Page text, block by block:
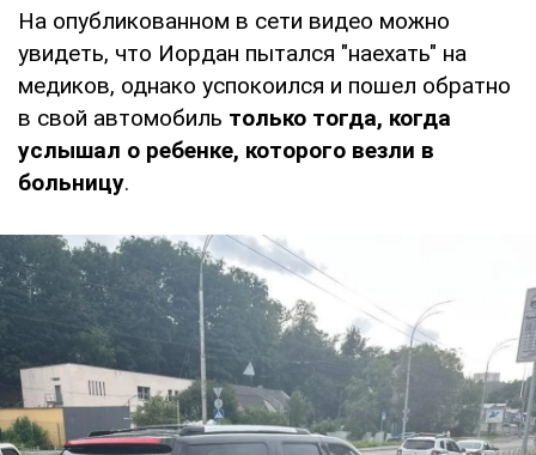
На опубликованном в сети видео можно
увидеть, что Иордан пытался "наехать" на
медиков, однако успокоился и пошел обратно
в свой автомобиль только тогда, когда
услышал о ребенке, которого везли в
больницу.